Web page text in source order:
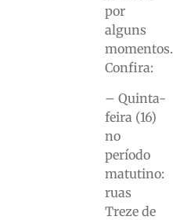
por
alguns
momentos.
Confira:
– Quinta-
feira (16)
no
período
matutino:
ruas
Treze de